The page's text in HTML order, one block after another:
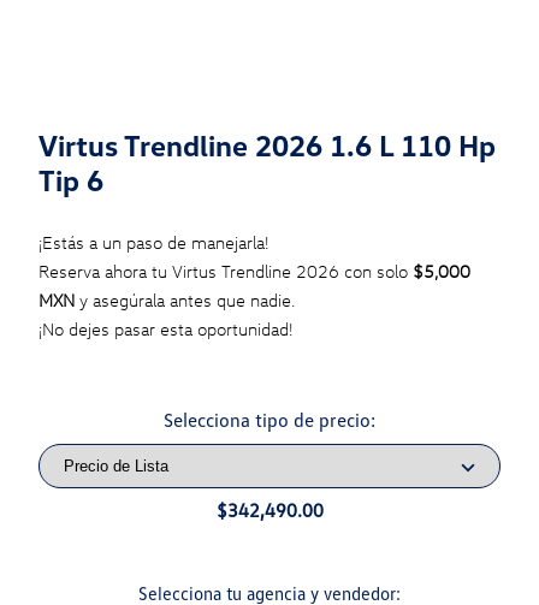
Virtus Trendline 2026 1.6 L 110 Hp
Tip 6
¡Estás a un paso de manejarla!
Reserva ahora tu Virtus Trendline 2026 con solo $5,000
MXN y asegúrala antes que nadie.
¡No dejes pasar esta oportunidad!
Selecciona tipo de precio:
$342,490.00
Selecciona tu agencia y vendedor: